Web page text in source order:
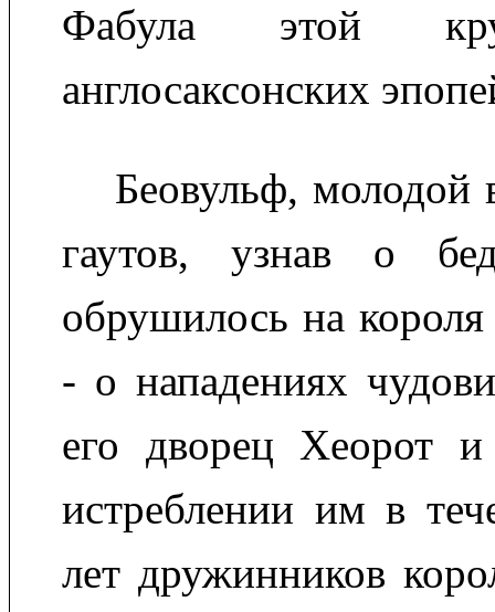
Фабула этой
англосаксонских
Беовульф, молодой
гаутов, узнав о
обрушилось на
- о нападениях
его дворец Хеорот
истреблении им в
лет дружинников